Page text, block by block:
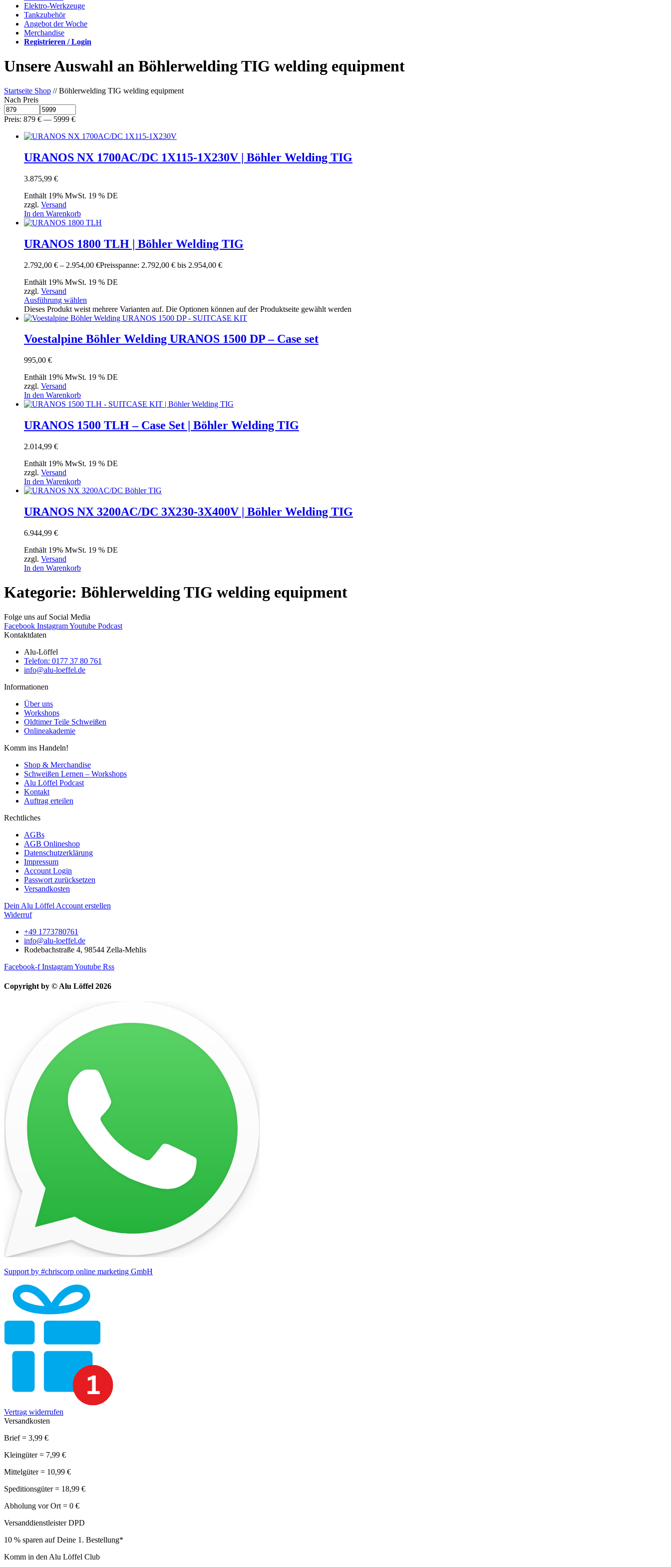
Elektro-Werkzeuge
Tankzubehör
Angebot der Woche
Merchandise
Registrieren / Login
Unsere Auswahl an Böhlerwelding TIG welding equipment
Startseite Shop // Böhlerwelding TIG welding equipment
Nach Preis
Preis: 879 € — 5999 €
URANOS NX 1700AC/DC 1X115-1X230V | Böhler Welding TIG
3.875,99 €
Enthält 19% MwSt. 19 % DE
zzgl. Versand
In den Warenkorb
URANOS 1800 TLH | Böhler Welding TIG
2.792,00 € – 2.954,00 €Preisspanne: 2.792,00 € bis 2.954,00 €
Enthält 19% MwSt. 19 % DE
zzgl. Versand
Ausführung wählen
Dieses Produkt weist mehrere Varianten auf. Die Optionen können auf der Produktseite gewählt werden
Voestalpine Böhler Welding URANOS 1500 DP – Case set
995,00 €
Enthält 19% MwSt. 19 % DE
zzgl. Versand
In den Warenkorb
URANOS 1500 TLH – Case Set | Böhler Welding TIG
2.014,99 €
Enthält 19% MwSt. 19 % DE
zzgl. Versand
In den Warenkorb
URANOS NX 3200AC/DC 3X230-3X400V | Böhler Welding TIG
6.944,99 €
Enthält 19% MwSt. 19 % DE
zzgl. Versand
In den Warenkorb
Kategorie: Böhlerwelding TIG welding equipment
Folge uns auf Social Media
Facebook InstagramYoutube Podcast
Kontaktdaten
Alu-Löffel
Telefon: 0177 37 80 761
info@alu-loeffel.de
Informationen
Über uns
Workshops
Oldtimer Teile Schweißen
Onlineakademie
Komm ins Handeln!
Shop & Merchandise
Schweißen Lernen – Workshops
Alu Löffel Podcast
Kontakt
Auftrag erteilen
Rechtliches
AGBs
AGB Onlineshop
Datenschutzerklärung
Impressum
Account Login
Passwort zurücksetzen
Versandkosten
Dein Alu Löffel Account erstellen
Widerruf
+49 1773780761
info@alu-loeffel.de
Rodebachstraße 4, 98544 Zella-Mehlis
Facebook-f InstagramYoutube Rss
Copyright by © Alu Löffel 2026
Support by #chriscorp online marketing GmbH
Vertrag widerrufen
Versandkosten
Brief = 3,99 €
Kleingüter = 7,99 €
Mittelgüter = 10,99 €
Speditionsgüter = 18,99 €
Abholung vor Ort = 0 €
Versanddienstleister DPD
10 % sparen auf Deine 1. Bestellung*
Komm in den Alu Löffel Club